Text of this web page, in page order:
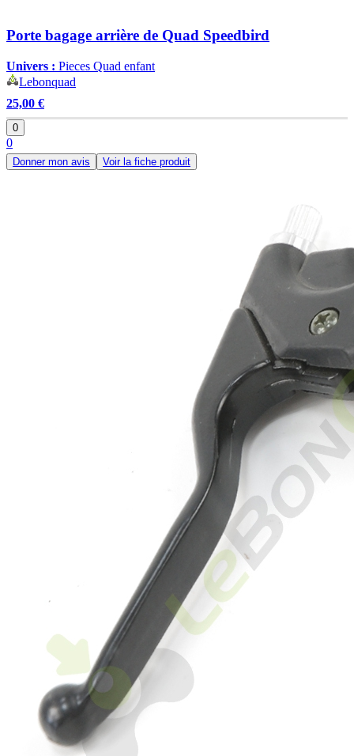
Porte bagage arrière de Quad Speedbird
Univers : Pieces Quad enfant
Lebonquad
25,00 €
0
0
Donner mon avis Voir la fiche produit